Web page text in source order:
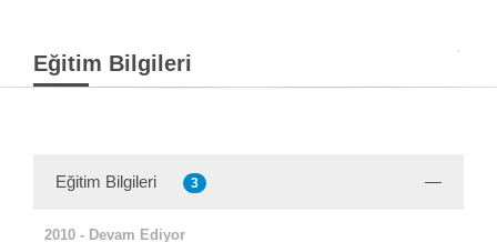
Eğitim Bilgileri
Eğitim Bilgileri 3
2010 - Devam Ediyor